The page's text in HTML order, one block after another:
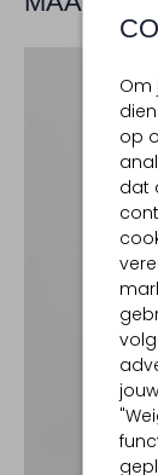
Om
op
dat